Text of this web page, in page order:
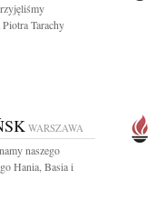
Tarachy
WARSZAWA
naszego
Hania, Basia i